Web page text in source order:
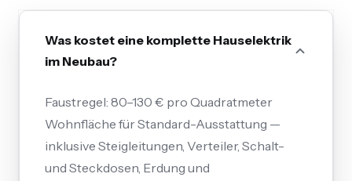
Was kostet eine komplette Hauselektrik
im Neubau?
Faustregel: 80–130 € pro Quadratmeter
Wohnfläche für Standard-Ausstattung —
inklusive Steigleitungen, Verteiler, Schalt-
und Steckdosen, Erdung und